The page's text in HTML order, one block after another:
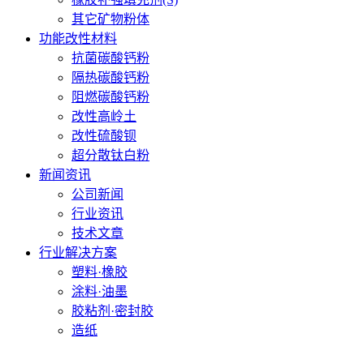
其它矿物粉体
功能改性材料
抗菌碳酸钙粉
隔热碳酸钙粉
阻燃碳酸钙粉
改性高岭土
改性硫酸钡
超分散钛白粉
新闻资讯
公司新闻
行业资讯
技术文章
行业解决方案
塑料·橡胶
涂料·油墨
胶粘剂·密封胶
造纸